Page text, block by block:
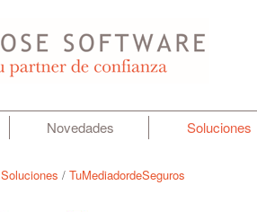
Novedades Soluciones
Soluciones / TuMediadordeSeguros